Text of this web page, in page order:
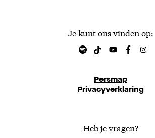
Je kunt ons vinden op:
Persmap
Privacyverklaring
Heb je vragen?